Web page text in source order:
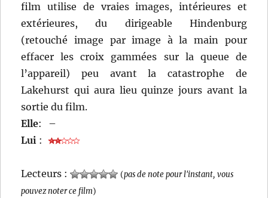
film utilise de vraies images, intérieures et
extérieures, du dirigeable Hindenburg
(retouché image par image à la main pour
effacer les croix gammées sur la queue de
l’appareil) peu avant la catastrophe de
Lakehurst qui aura lieu quinze jours avant la
sortie du film.
Elle:
–
Lui :
Lecteurs : (pas de note pour l'instant, vous
pouvez noter ce film)